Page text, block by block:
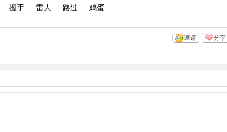
握手 雷人 路过 鸡蛋
分享
邀请